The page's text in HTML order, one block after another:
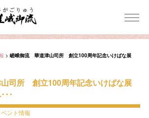
> 嵯峨御流 華道津山司所 創立100周年記念いけばな展
司所 創立100周年記念いけばな展
･･
ント情報